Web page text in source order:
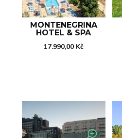
MONTENEGRINA
HOTEL & SPA
17.990,00 Kč